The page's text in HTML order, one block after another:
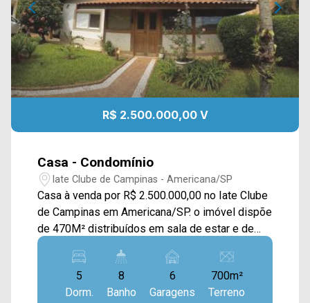
R$ 2.500.000,00 V
Casa - Condomínio
Iate Clube de Campinas - Americana/SP
Casa à venda por R$ 2.500.000,00 no Iate Clube
de Campinas em Americana/SP. o imóvel dispõe
de 470M² distribuídos em sala de estar e de
jantar, cozinha com planejados, despensa,
escritório, área gourmet coberta com
churrasqueira, piscina e área de serviço com
banheiro. > 05 suítes, sendo 01 com closet; > 08
5
Dorm.
8
Banho
6
Garagens
700m²
Terreno